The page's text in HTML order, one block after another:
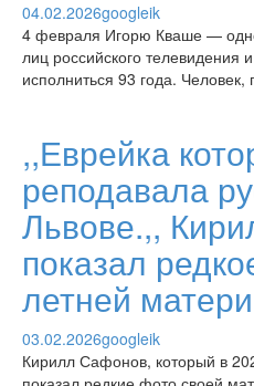
04.02.2026googleik
4 февраля Игорю Кваше —
лиц российского телевидения
исполниться 93 года.
,,Еврейка
реподавала
Львове.,,
показал
летней матери
03.02.2026googleik
Кирилл Сафонов, который в